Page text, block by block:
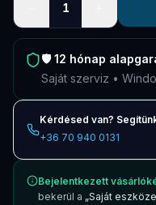
Új termékek
Keresés
1
🛡️12 hónap
Saját szerviz •
Kérdésed van?
+36 70 940 0131
Bejelentkezett
bekerül a „Saját